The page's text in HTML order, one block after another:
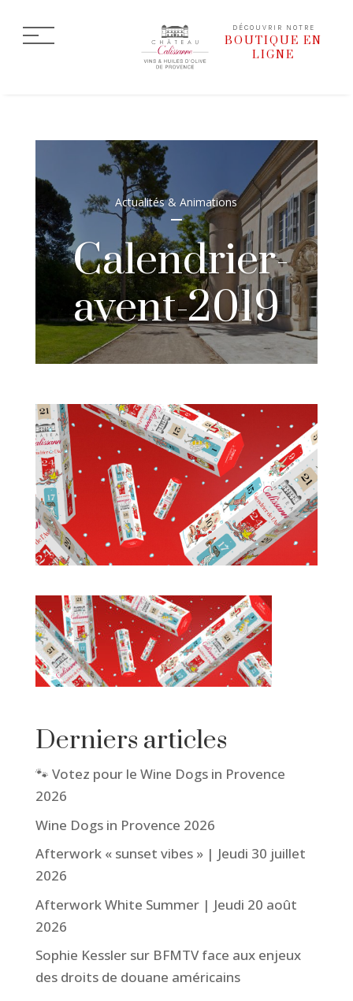
DÉCOUVRIR NOTRE
BOUTIQUE EN
LIGNE
Actualités & Animations
Calendrier-
avent-2019
Derniers articles
🐾 Votez pour le Wine Dogs in Provence
2026
Wine Dogs in Provence 2026
Afterwork « sunset vibes » | Jeudi 30 juillet
2026
Afterwork White Summer | Jeudi 20 août
2026
Sophie Kessler sur BFMTV face aux enjeux
des droits de douane américains